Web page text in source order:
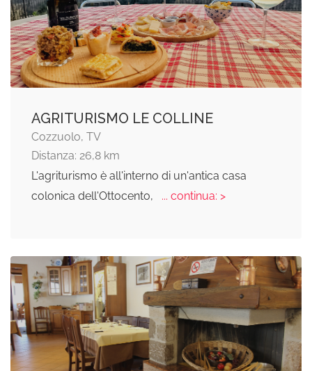
AGRITURISMO LE COLLINE
Cozzuolo, TV
Distanza: 26,8 km
L'agriturismo è all'interno di un'antica casa
colonica dell'Ottocento,
... continua: >